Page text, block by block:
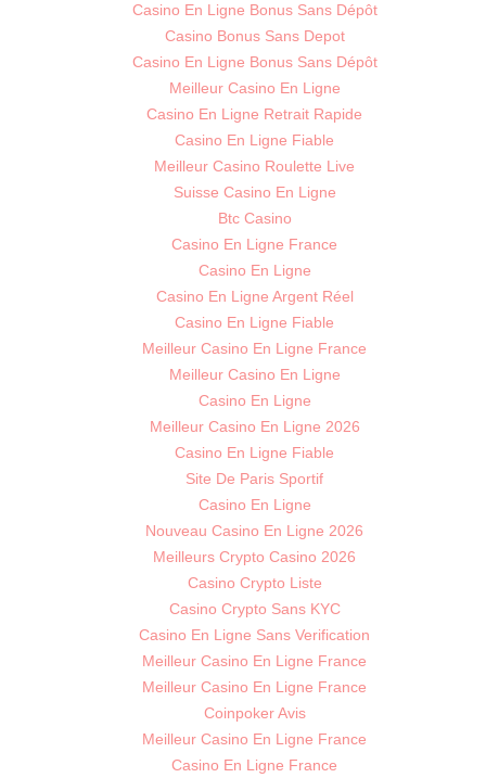
Casino En Ligne Bonus Sans Dépôt
Casino Bonus Sans Depot
Casino En Ligne Bonus Sans Dépôt
Meilleur Casino En Ligne
Casino En Ligne Retrait Rapide
Casino En Ligne Fiable
Meilleur Casino Roulette Live
Suisse Casino En Ligne
Btc Casino
Casino En Ligne France
Casino En Ligne
Casino En Ligne Argent Réel
Casino En Ligne Fiable
Meilleur Casino En Ligne France
Meilleur Casino En Ligne
Casino En Ligne
Meilleur Casino En Ligne 2026
Casino En Ligne Fiable
Site De Paris Sportif
Casino En Ligne
Nouveau Casino En Ligne 2026
Meilleurs Crypto Casino 2026
Casino Crypto Liste
Casino Crypto Sans KYC
Casino En Ligne Sans Verification
Meilleur Casino En Ligne France
Meilleur Casino En Ligne France
Coinpoker Avis
Meilleur Casino En Ligne France
Casino En Ligne France